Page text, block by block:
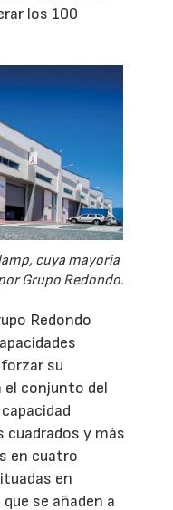
los 100
cuya mayoría
Grupo Redondo.
Redondo
su
el conjunto del
cuadrados y más
en cuatro
en
se añaden a